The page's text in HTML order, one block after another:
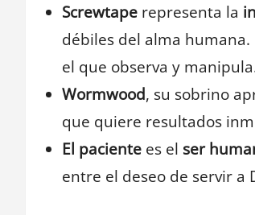
Screwtape representa la
débiles del alma humana.
el que observa y
Wormwood, su sobrino
que quiere resultados
El paciente es el ser
entre el deseo de servir a